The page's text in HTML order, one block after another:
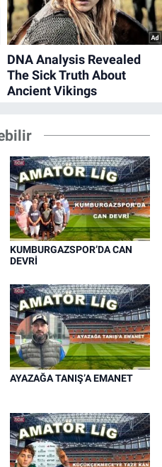
KUMBURGAZSPOR’DA CAN
DEVRİ
AYAZAĞA TANIŞ’A EMANET